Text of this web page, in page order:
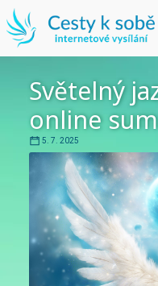
Světelný
online
5. 7. 2025